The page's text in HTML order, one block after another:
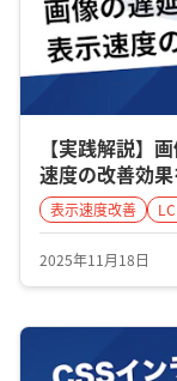
【実践解説】
速度の改善効
表示速度改善
2025年11月18日